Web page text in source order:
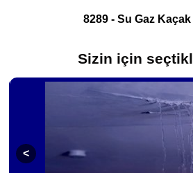
8289 - Su Gaz
Sizin için